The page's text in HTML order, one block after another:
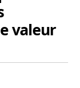
valeur